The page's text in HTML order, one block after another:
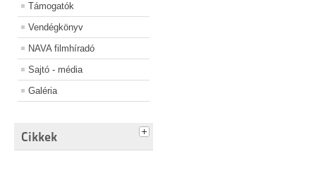
Támogatók
Vendégkönyv
NAVA filmhíradó
Sajtó - média
Galéria
Cikkek